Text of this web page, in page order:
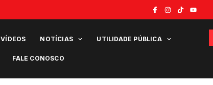
VÍDEOS NOTÍCIAS UTILIDADE PÚBLICA
FALE CONOSCO